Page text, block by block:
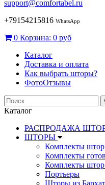
support@comfortabel.ru
+79154215816 WhatsApp
0 Корзина: 0 руб
Каталог
Доставка и оплата
Как выбрать шторы?
ФотоОтзывы
Каталог
РАСПРОДАЖА
ШТОРЫ
Комплекты штор
Комплекты
Комплекты
Портьеры
Шторы из